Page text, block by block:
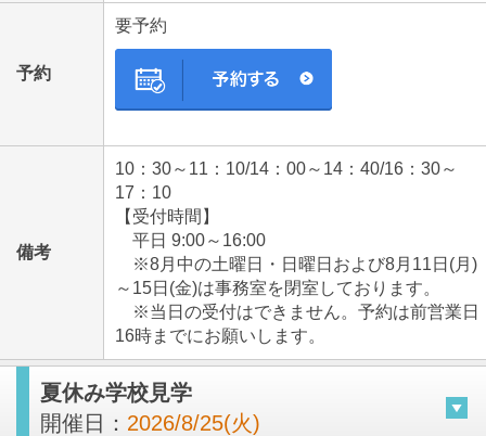
予約
要予約
備考
10：30～11：10/14：00～14：40/16：30～
17：10
【受付時間】
平日 9:00～16:00
※8月中の土曜日・日曜日および8月11日(月)
～15日(金)は事務室を閉室しております。
※当日の受付はできません。予約は前営業日
16時までにお願いします。
夏休み学校見学
開催日： 2026/8/25(火)